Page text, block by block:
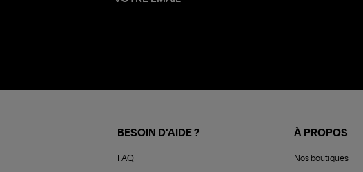
BESOIN D'AIDE ?
FAQ
À PROPOS
Nos boutiques